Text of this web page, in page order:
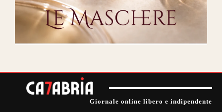
Giornale online libero e indipendente